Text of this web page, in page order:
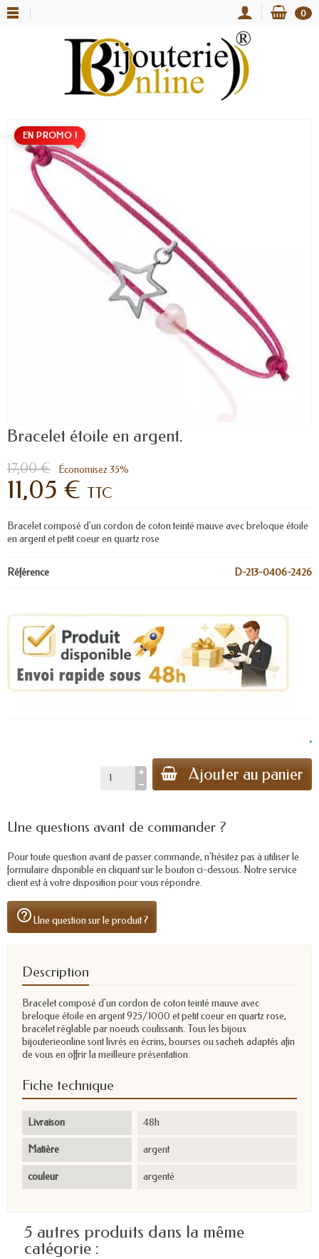
0
EN PROMO !
Bracelet étoile en argent.
17,00 € Économisez 35%
11,05 € TTC
Bracelet composé d'un cordon de coton teinté mauve avec breloque étoile
en argent et petit coeur en quartz rose
Référence D-213-0406-2426
.
Ajouter au panier
Une questions avant de commander ?
Pour toute question avant de passer commande, n'hésitez pas à utiliser le
formulaire disponible en cliquant sur le bouton ci-dessous. Notre service
client est à votre disposition pour vous répondre.
help_outlineUne question sur le produit ?
Description
Bracelet composé d'un cordon de coton teinté mauve avec
breloque étoile en argent 925/1000 et petit coeur en quartz rose,
bracelet réglable par noeuds coulissants. Tous les bijoux
bijouterieonline sont livrés en écrins, bourses ou sachets adaptés afin
de vous en offrir la meilleure présentation.
Fiche technique
Livraison 48h
Matière argent
couleur argenté
5 autres produits dans la même
catégorie :